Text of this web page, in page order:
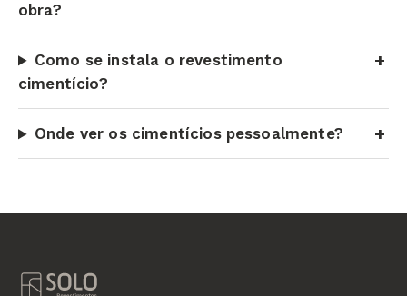
obra?
Como se instala o revestimento
cimentício?
Onde ver os cimentícios pessoalmente?